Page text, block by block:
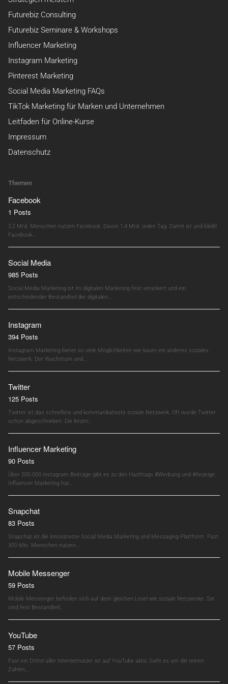
Futurebiz Consulting
Futurebiz Seminare & Workshops
Influencer Marketing
Instagram Marketing
Pinterest Marketing
Social Media Marketing FAQs
TikTok Marketing für Marken und Unternehmen
Leitfaden für Online-Kurse
Impressum
Datenschutz
Themen
Facebook
1 Posts
2,2 Mrd. Menschen nutzen Facebook. Davon 1,4 Mrd. jeden Tag. Damit ist und bleibt
Facebook…
Social Media
985 Posts
Social Media Marketing ist im digitalen Marketing fest verankert und ein
entscheidender Bestandteil der digitalen…
Instagram
394 Posts
Instagram Marketing bietet so viele Möglichkeiten wie kaum ein anderes soziales
Netzwerk. Der Wachstum und…
Twitter
125 Posts
Twitter ist das schnellste und kommunikativste soziale Netzwerk. Oft wurde Twitter
schon abgeschrieben. Die letzen…
Influencer Marketing
90 Posts
Über 500.000 Instagram Beiträge gibt es zu den Hashtags #Werbung und #Anzeige.
Influencer Marketing hat…
Snapchat
83 Posts
Snapchat ist die innovativste Social Media Marketing und Messaging Plattform. Fast
300 Mio. Menschen nutzen…
Mobile Messenger
59 Posts
Mobile Messenger befinden sich auf dem gleichen Level wie soziale Netzwerke. Sie
sind fest Bestandteil…
YouTube
57 Posts
Fast ein Drittel aller Internetnutzer ist auf YouTube aktiv. Geht es um die reinen
Zahlen,…